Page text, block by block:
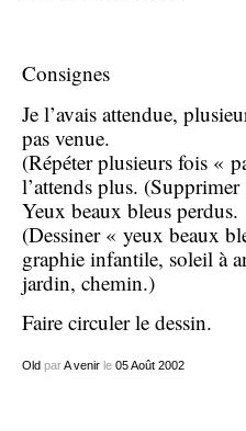
Consignes
Je l’avais attendue,
pas venue.
(Répéter plusieurs fois «
l’attends plus.
Yeux beaux bleus perdus.
(Dessiner « yeux beaux
graphie infantile, soleil à
jardin, chemin.)
Faire circuler le dessin.
Old parA venirle 05 Août 2002